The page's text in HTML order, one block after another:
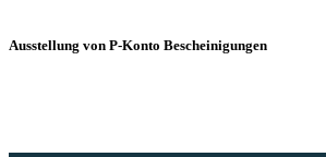
Ausstellung von P-Konto Bescheinigungen